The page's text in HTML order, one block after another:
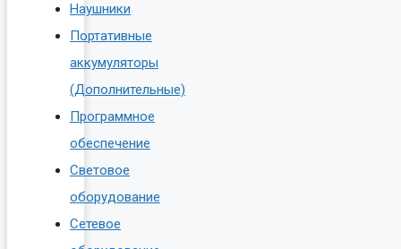
Наушники
Портативные
аккумуляторы
(Дополнительные)
Программное
обеспечение
Световое
оборудование
Сетевое